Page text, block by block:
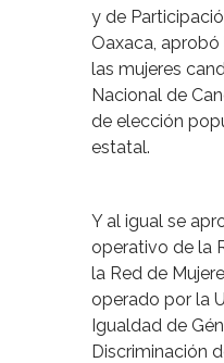
y de
Oaxaca,
las mujeres
Nacional de
de elección
estatal.
Y al igual se
operativo de la
la Red de
operado por la
Igualdad de
Discriminación